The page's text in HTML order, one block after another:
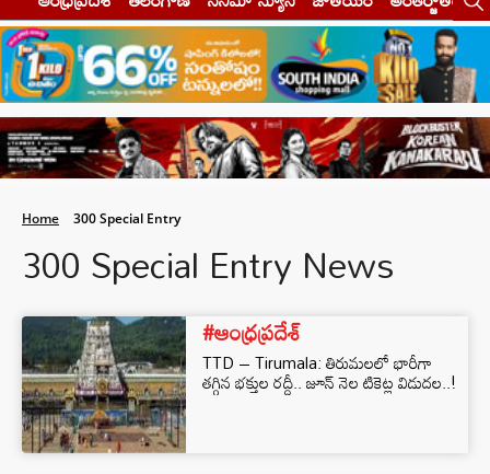
Home 300 Special Entry
300 Special Entry News
#ఆంధ్రప్రదేశ్
TTD – Tirumala: తిరుమలలో భారీగా
తగ్గిన భక్తుల రద్దీ.. జూన్ నెల టికెట్ల విడుదల..!